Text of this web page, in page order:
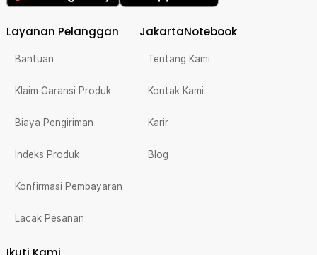
Layanan Pelanggan
Bantuan
Klaim Garansi Produk
Biaya Pengiriman
Indeks Produk
Konfirmasi Pembayaran
Lacak Pesanan
JakartaNotebook
Tentang Kami
Kontak Kami
Karir
Blog